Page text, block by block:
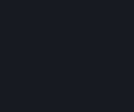
sagenhaft reich
kann und
- wo bleibt da